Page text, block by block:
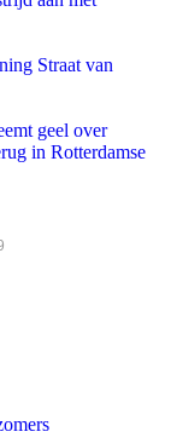
Straat van
geel over
in Rotterdamse